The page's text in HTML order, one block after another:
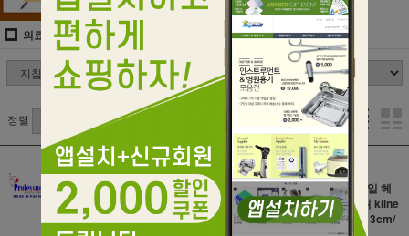
의료용기구/병원용기/핀셋 지침기/가위지침기/니들홀더
정렬
[Professional]
카스트로 지침기
(직/곡) 12cm CA
[HEBU] 독일 헤
부 키너가위 kilne
r scissor 13cm/